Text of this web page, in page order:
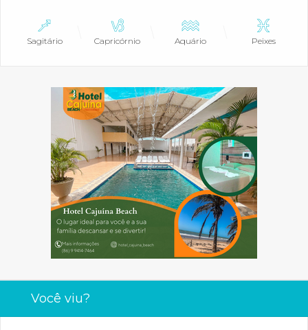
Sagitário Capricórnio Aquário Peixes
Você viu?